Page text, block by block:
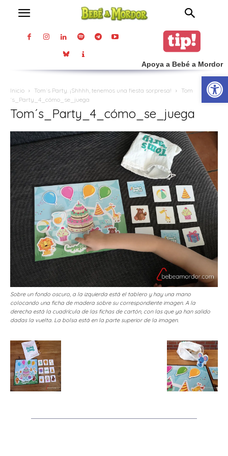
Apoya a Bebé a Mordor
Inicio Tom´s Party. ¡Shhhh, tenemos una fiesta sorpresa!
Tom
´s_Party_4_cómo_se_juega
Tom´s_Party_4_cómo_se_juega
Sobre un fondo oscuro, a la izquierda está el tablero y hay una mano
colocando una ficha de madera sobre su correspondiente imagen. A la
derecha está la cuadrícula de las fichas de cartón, con las que ya han salido
dadas la vuelta. La bolsa está en la parte superior de la imagen.